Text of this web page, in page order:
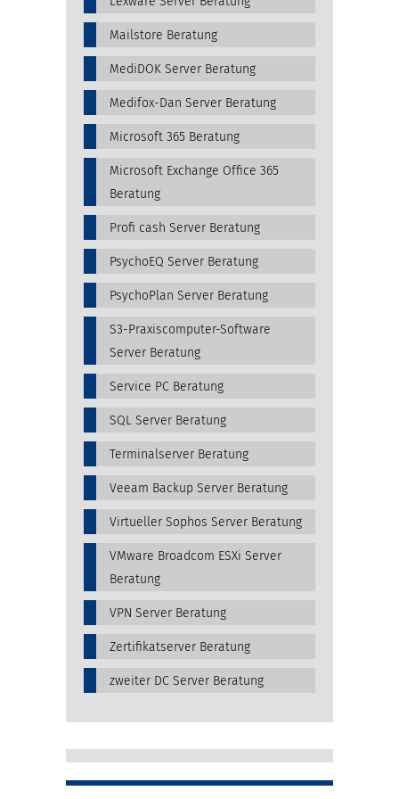
Mailstore Beratung
MediDOK Server Beratung
Medifox-Dan Server Beratung
Microsoft 365 Beratung
Microsoft Exchange Office 365
Beratung
Profi cash Server Beratung
PsychoEQ Server Beratung
PsychoPlan Server Beratung
S3-Praxiscomputer-Software
Server Beratung
Service PC Beratung
SQL Server Beratung
Terminalserver Beratung
Veeam Backup Server Beratung
Virtueller Sophos Server Beratung
VMware Broadcom ESXi Server
Beratung
VPN Server Beratung
Zertifikatserver Beratung
zweiter DC Server Beratung